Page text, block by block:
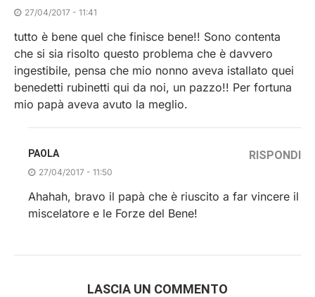
27/04/2017 - 11:41
tutto è bene quel che finisce bene!! Sono contenta
che si sia risolto questo problema che è davvero
ingestibile, pensa che mio nonno aveva istallato quei
benedetti rubinetti qui da noi, un pazzo!! Per fortuna
mio papà aveva avuto la meglio.
PAOLA
27/04/2017 - 11:50
Ahahah, bravo il papà che è riuscito a far vincere il
miscelatore e le Forze del Bene!
RISPONDI
LASCIA UN COMMENTO